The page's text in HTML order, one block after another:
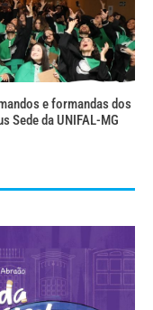
e formandas dos
Sede da UNIFAL-MG